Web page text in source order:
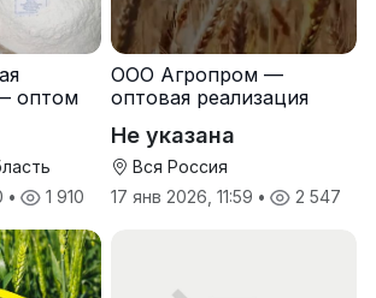
оптом
• 1 910
ООО Агропром —
оптовая реализация
экспорт
Не указана
Вся Россия
17 янв 2026, 11:59 • 2 547